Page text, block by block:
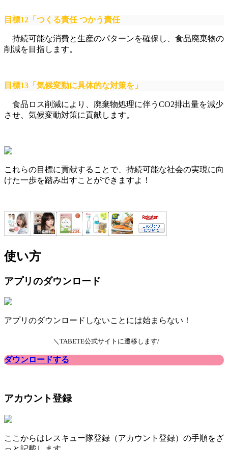
目標12「つくる責任 つかう責任
持続可能な消費と生産のパターンを確保し、食品廃棄物の
削減を目指します。
目標13「気候変動に具体的な対策を」
食品ロス削減により、廃棄物処理に伴うCO2排出量を減少
させ、気候変動対策に貢献します。
これらの目標に貢献することで、持続可能な社会の実現に向
けた一歩を踏み出すことができますよ！
使い方
アプリのダウンロード
アプリのダウンロードしないことには始まらない！
＼TABETE公式サイトに遷移します/
ダウンロードする
アカウント登録
ここからはレスキュー隊登録（アカウント登録）の手順をざ